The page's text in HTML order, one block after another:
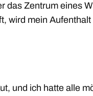
das Zentrum eines
wird mein
und ich hatte alle